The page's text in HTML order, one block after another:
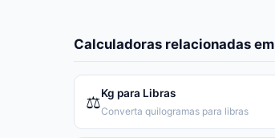
Calculadoras relacionadas em
⚖️Kg para Libras
Converta quilogramas para libras